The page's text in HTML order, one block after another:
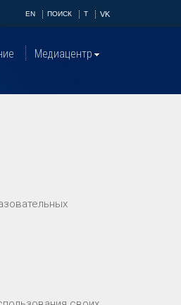
EN ПОИСК T VK
Медиацентр